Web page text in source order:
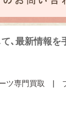
､最新情報を
ツ専門買取